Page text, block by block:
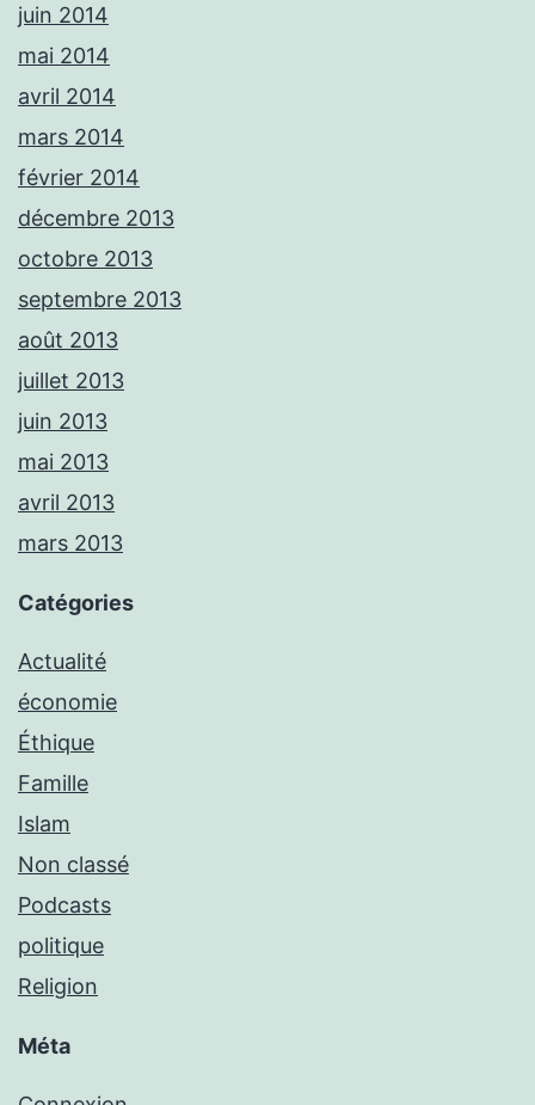
juin 2014
mai 2014
avril 2014
mars 2014
février 2014
décembre 2013
octobre 2013
septembre 2013
août 2013
juillet 2013
juin 2013
mai 2013
avril 2013
mars 2013
Catégories
Actualité
économie
Éthique
Famille
Islam
Non classé
Podcasts
politique
Religion
Méta